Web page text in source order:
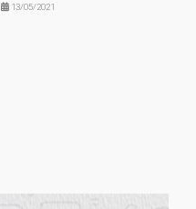
13/05/2021